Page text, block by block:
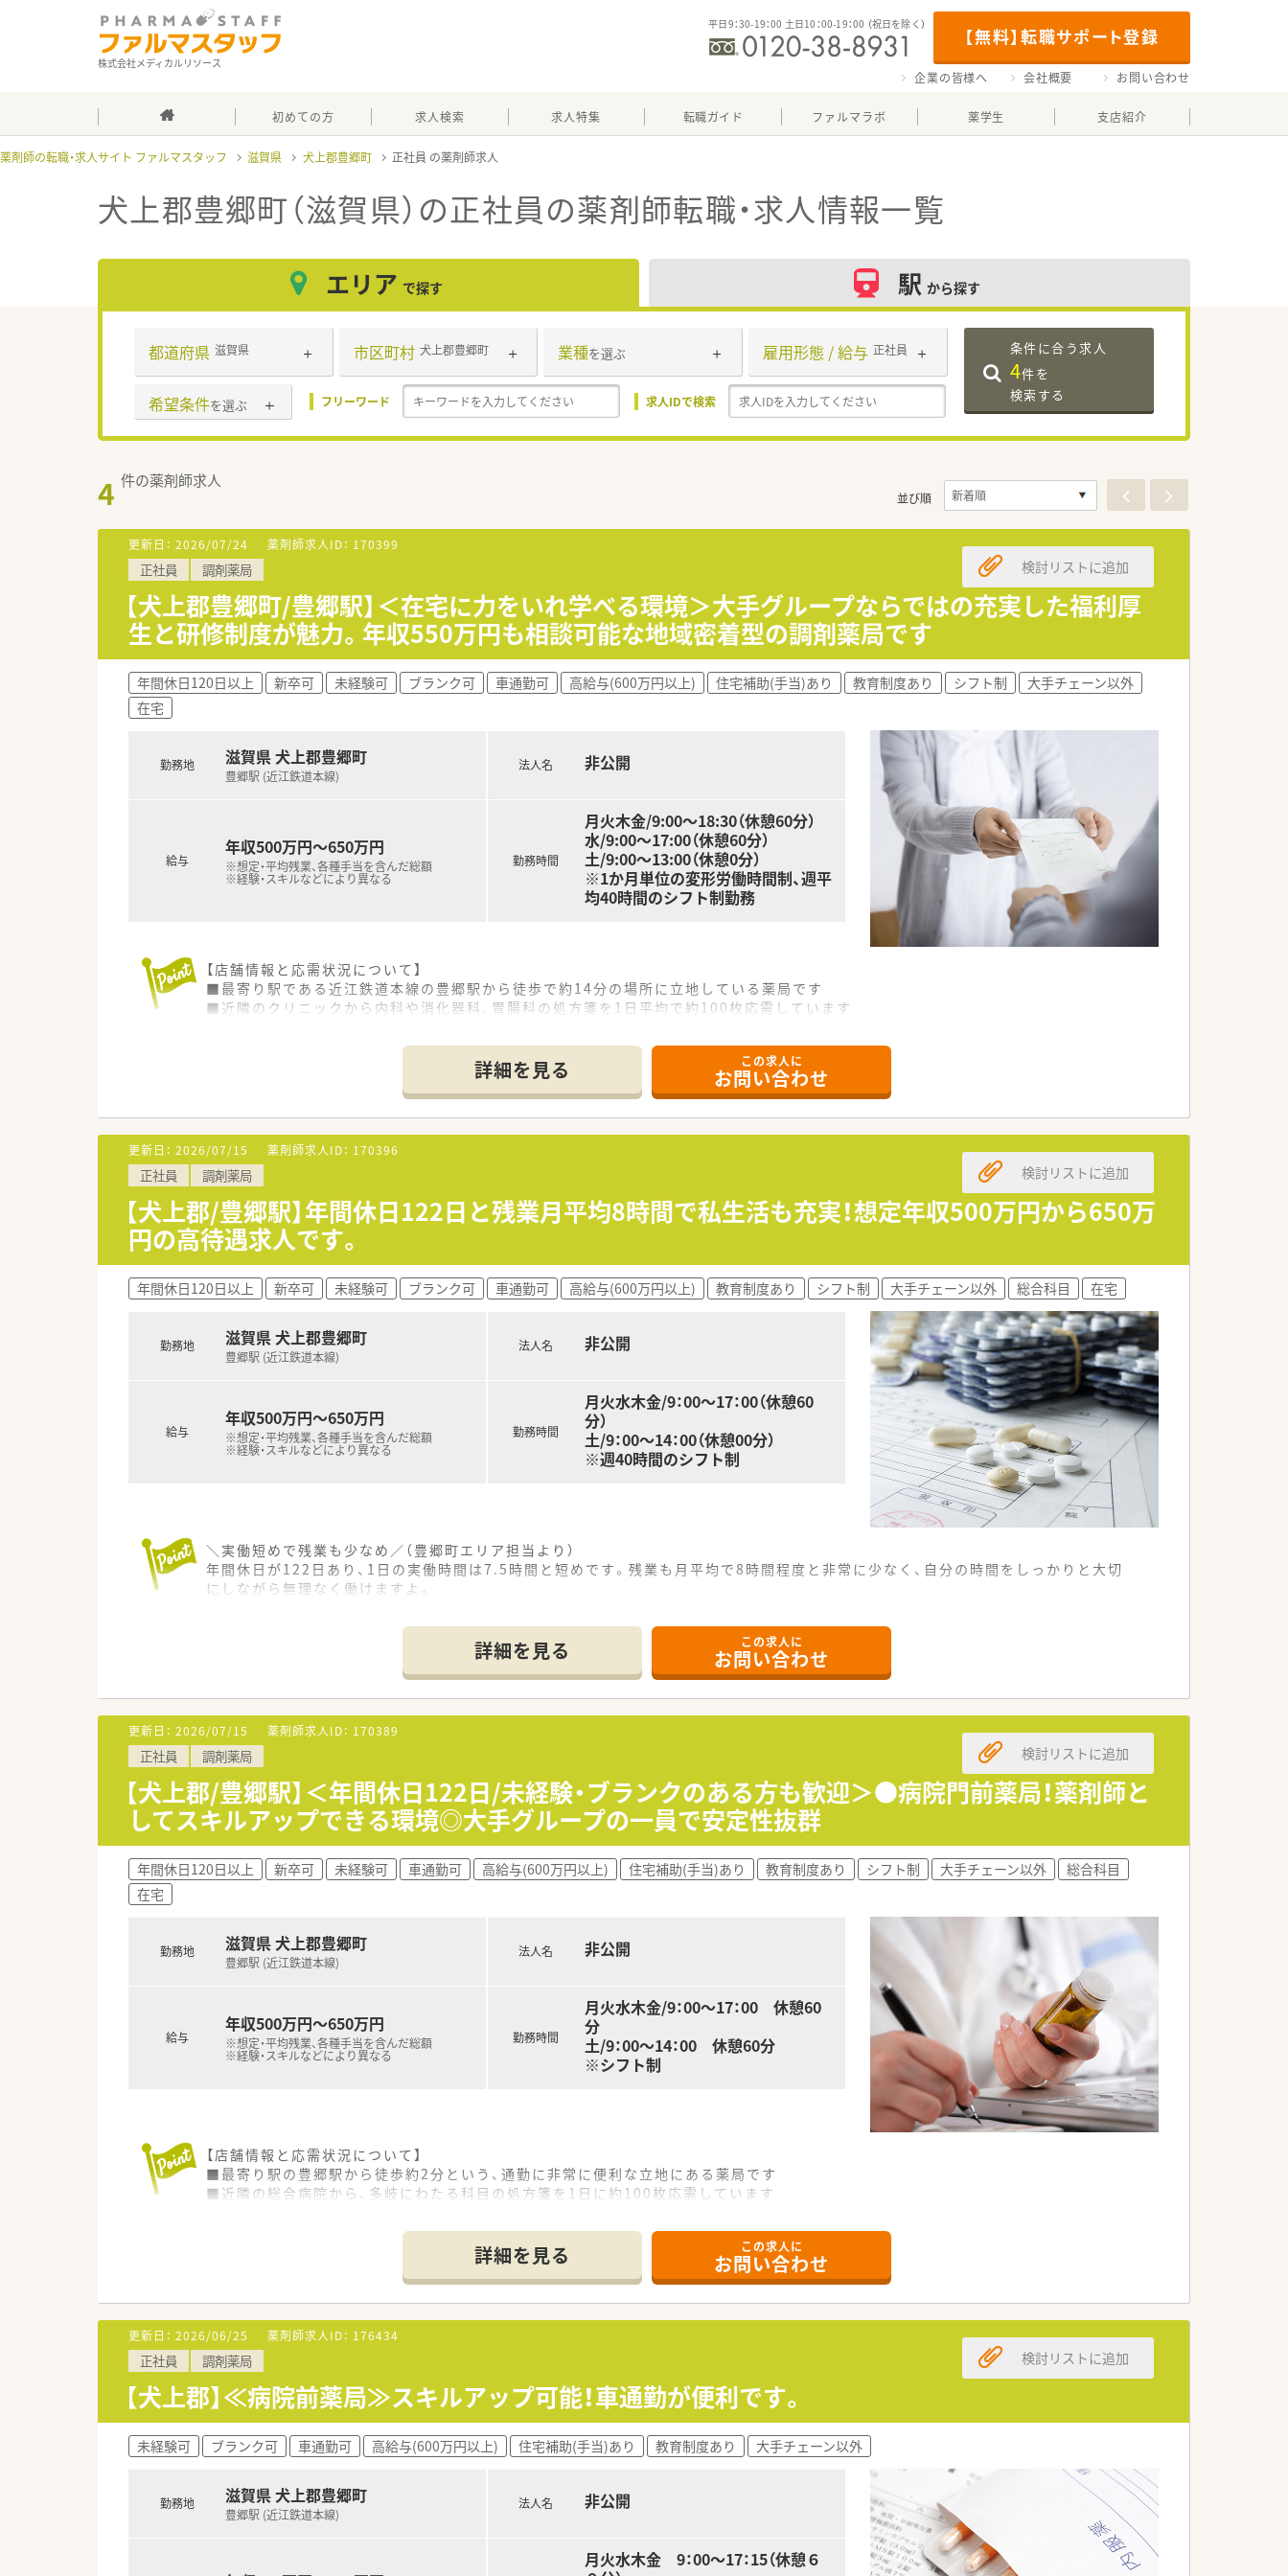
株式会社メディカルリソース
【無料】転職サポート登録
平日9：30-19：00 土日10：00-19：00 （祝日を除く）
企業の皆様へ 会社概要 お問い合わせ
初めての方 求人検索 求人特集 転職ガイド ファルマラボ 薬学生 支店紹介
薬剤師の転職・求人サイト ファルマスタッフ 滋賀県 犬上郡豊郷町 正社員
犬上郡豊郷町（滋賀県）の正社員の薬剤師転職・求人情報一覧
エリア で探す 駅 から探す
都道府県 滋賀県 市区町村 犬上郡豊郷町 業種を選ぶ 雇用形態 / 給与 正社員
希望条件を選ぶ フリーワード 求人IDで検索
条件に合う求人
4件を
検索する
4 件の薬剤師求人
並び順
更新日： 2026/07/24 薬剤師求人ID： 170399
正社員 調剤薬局
【犬上郡豊郷町/豊郷駅】＜在宅に力をいれ学べる環境＞大手グループならではの充実した福利厚
生と研修制度が魅力。年収550万円も相談可能な地域密着型の調剤薬局です
検討リストに追加
年間休日120日以上 新卒可 未経験可 ブランク可 車通勤可 高給与(600万円以上) 住宅補助(手当)あり 教育制度あり シフト制
大手チェーン以外
在宅
勤務地 滋賀県 犬上郡豊郷町
豊郷駅 (近江鉄道本線)
給与
年収500万円～650万円
※想定・平均残業、各種手当を含んだ総額
※経験・スキルなどにより異なる
法人名 非公開
勤務時間
月火木金/9:00〜18:30（休憩60分）
水/9:00〜17:00（休憩60分）
土/9:00〜13:00（休憩0分）
※1か月単位の変形労働時間制、週平
均40時間のシフト制勤務
【店舗情報と応需状況について】
■最寄り駅である近江鉄道本線の豊郷駅から徒歩で約14分の場所に立地している薬局です
■近隣のクリニックから内科や消化器科、胃腸科の処方箋を1日平均で約100枚応需しています
■今回は体制強化のための欠員補充となり、地域医療に貢献いただける新たな仲間を募集しています
■患者様一人ひとりに寄り添いながら、丁寧で温かみのあるコミュニケーションが取れる方を求めています
■チームワークを尊重し、他のスタッフと積極的に連携しながら業務に取り組める方を歓迎します
【求人情報について】
■これまでのご経験やご年齢を考慮し、年収500万円から550万円の範囲で優遇いたします
■借上社宅制度や退職金制度、選択型福利厚生制度など、大手グループならではの制度が整っています
■年間休日は124日と豊富で、完全週休2日制を採用しており、プライベートとの両立が可能です
【勤務実態について】
■1日の実働時間は7時間30分、週37時間30分勤務で、法定労働時間よりも短く設定されています
■月間の平均残業時間は8時間から9時間程度と少なく、ワークライフバランスを重視できます
■有給休暇は法定通りに付与され、夏季休暇や年末年始と合わせた長期休暇の取得も相談可能です
詳細を見る この求人に
お問い合わせ
更新日： 2026/07/15 薬剤師求人ID： 170396
正社員 調剤薬局
【犬上郡/豊郷駅】年間休日122日と残業月平均8時間で私生活も充実！想定年収500万円から650万
円の高待遇求人です。
検討リストに追加
年間休日120日以上 新卒可 未経験可 ブランク可 車通勤可 高給与(600万円以上) 教育制度あり シフト制 大手チェーン以外 総合科目 在宅
勤務地 滋賀県 犬上郡豊郷町
豊郷駅 (近江鉄道本線)
給与
年収500万円～650万円
※想定・平均残業、各種手当を含んだ総額
※経験・スキルなどにより異なる
法人名 非公開
勤務時間
月火水木金/9：00～17：00（休憩60
分）
土/9：00～14：00（休憩00分）
※週40時間のシフト制
＼実働短めで残業も少なめ／（豊郷町エリア担当より）
年間休日が122日あり、1日の実働時間は7.5時間と短めです。残業も月平均で8時間程度と非常に少なく、自分の時間をしっかりと大切
にしながら無理なく働けますよ。
■最寄り駅である豊郷駅から徒歩2分と、通勤に極めて便利な駅近の好立地に位置する薬局です。
■門前の総合病院から内科や精神科など幅広い科目の処方箋を1日約70枚応需しております。
■現在は常勤1名とパート2名の薬剤師に加えて、事務スタッフも在籍して協力し合っています。
【募集背景と求める人物像について】
■今回は体制強化のための欠員補充となっており、安定して長く勤務できる正社員を募集します。
■地域医療の発展に貢献したいという高い意欲を持った前向きな方を心よりお待ちしています。
■しっかりと調剤の経験をお持ちの方や、周囲と良好なコミュニケーションが取れる方を歓迎します。
【法人特徴について】
■滋賀県内で12店舗の調剤薬局を展開しており、地域に深く根ざした安定した地場チェーンです。
■大手グループ傘下のため、風通しの良さと大手同様の手厚い福利厚生を両立させております。
【求人情報について】
■正社員の勤務薬剤師として、腰を据えて長期にわたり活躍していただける環境を整えています。
■提示年収は500万円から600万円を想定しており、ご経験に応じて高年収も目指せます。
■近隣エリアの店舗をカバーするラウンダー勤務が可能な方は、最大年収650万円の提示も可能です。
詳細を見る この求人に
お問い合わせ
更新日： 2026/07/15 薬剤師求人ID： 170389
正社員 調剤薬局
【犬上郡/豊郷駅】＜年間休日122日/未経験・ブランクのある方も歓迎＞●病院門前薬局！薬剤師と
してスキルアップできる環境◎大手グループの一員で安定性抜群
検討リストに追加
年間休日120日以上 新卒可 未経験可 車通勤可 高給与(600万円以上) 住宅補助(手当)あり 教育制度あり シフト制 大手チェーン以外
総合科目
在宅
勤務地 滋賀県 犬上郡豊郷町
豊郷駅 (近江鉄道本線)
給与
年収500万円～650万円
※想定・平均残業、各種手当を含んだ総額
※経験・スキルなどにより異なる
法人名 非公開
勤務時間
月火水木金/9：00～17：00 休憩60
分
土/9：00～14：00 休憩60分
※シフト制
【店舗情報と応需状況について】
■最寄り駅の豊郷駅から徒歩約2分という、通勤に非常に便利な立地にある薬局です
■近隣の総合病院から、多岐にわたる科目の処方箋を1日に約100枚応需しています
■滋賀県内に12店舗の調剤薬局を展開し、地域に密着した医療サービスを提供しています
■大手調剤薬局グループの一員であり、安定した経営基盤と充実した福利厚生が魅力です
■代表が薬剤師のため現場への理解が深く、年に一度全社員との個別面談を実施しています
【求人情報について】
■ご経験や年齢を考慮の上、年収500万円から600万円の範囲で給与が決定されます
■借上社宅制度や選択型福利厚生制度など、大手グループならではの充実した福利厚生があります
■年間休日は124日と多く、プライベートの時間もしっかりと確保できる職場環境です
【勤務実態について】
■1日の実働は7時間30分で週37時間30分勤務と、法定より短い労働時間が特徴です
■夏季休暇や年末年始休暇も整備されており、有給休暇と合わせて長期休暇の相談も可能です
詳細を見る この求人に
お問い合わせ
更新日： 2026/06/25 薬剤師求人ID： 176434
正社員 調剤薬局
【犬上郡】≪病院前薬局≫スキルアップ可能！車通勤が便利です。
検討リストに追加
未経験可 ブランク可 車通勤可 高給与(600万円以上) 住宅補助(手当)あり 教育制度あり 大手チェーン以外
勤務地 滋賀県 犬上郡豊郷町
豊郷駅 (近江鉄道本線)
法人名 非公開
月火水木金 9：00～17：15（休憩６